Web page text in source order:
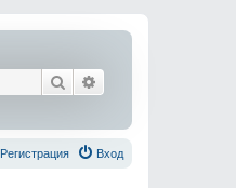
Поиск
Вход
Регистрация